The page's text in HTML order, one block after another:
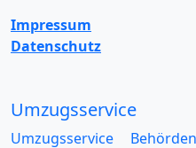
Impressum
Datenschutz
Umzugsservice
Umzugsservice